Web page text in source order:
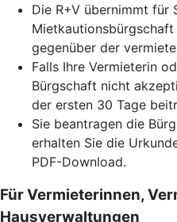
Die R+V übernimmt für
gegenüber der
Falls Ihre Vermieterin
Bürgschaft nicht
der ersten 30 Tage
Sie beantragen die
erhalten Sie die
PDF-Download.
Für Vermieterinnen,
Hausverwaltungen